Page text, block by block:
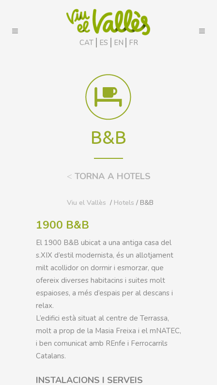
CAT ES EN FR
B&B
< TORNA A HOTELS
Viu el Vallès / Hotels / B&B
1900 B&B
El 1900 B&B ubicat a una antiga casa del
s.XIX d’estil modernista, és un allotjament
milt acollidor on dormir i esmorzar, que
ofereix diverses habitacins i suites molt
espaioses, a més d’espais per al descans i
relax.
L’edifici està situat al centre de Terrassa,
molt a prop de la Masia Freixa i el mNATEC,
i ben comunicat amb REnfe i Ferrocarrils
Catalans.
INSTALACIONS I SERVEIS